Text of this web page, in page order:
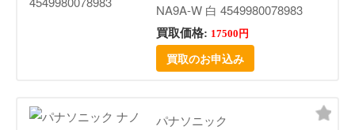
NA9A-W 白 4549980078983
買取価格: 17500円
買取のお申込み
パナソニック